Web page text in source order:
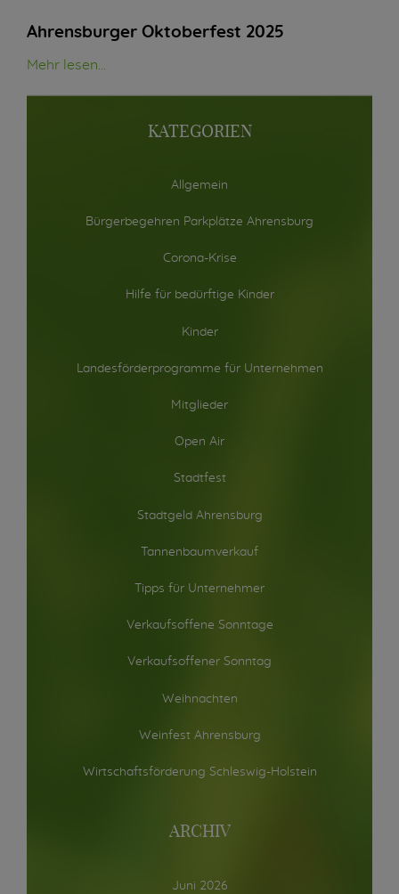
Ahrensburger Oktoberfest 2025
Mehr lesen...
KATEGORIEN
Allgemein
Bürgerbegehren Parkplätze Ahrensburg
Corona-Krise
Hilfe für bedürftige Kinder
Kinder
Landesförderprogramme für Unternehmen
Mitglieder
Open Air
Stadtfest
Stadtgeld Ahrensburg
Tannenbaumverkauf
Tipps für Unternehmer
Verkaufsoffene Sonntage
Verkaufsoffener Sonntag
Weihnachten
Weinfest Ahrensburg
Wirtschaftsförderung Schleswig-Holstein
ARCHIV
Juni 2026